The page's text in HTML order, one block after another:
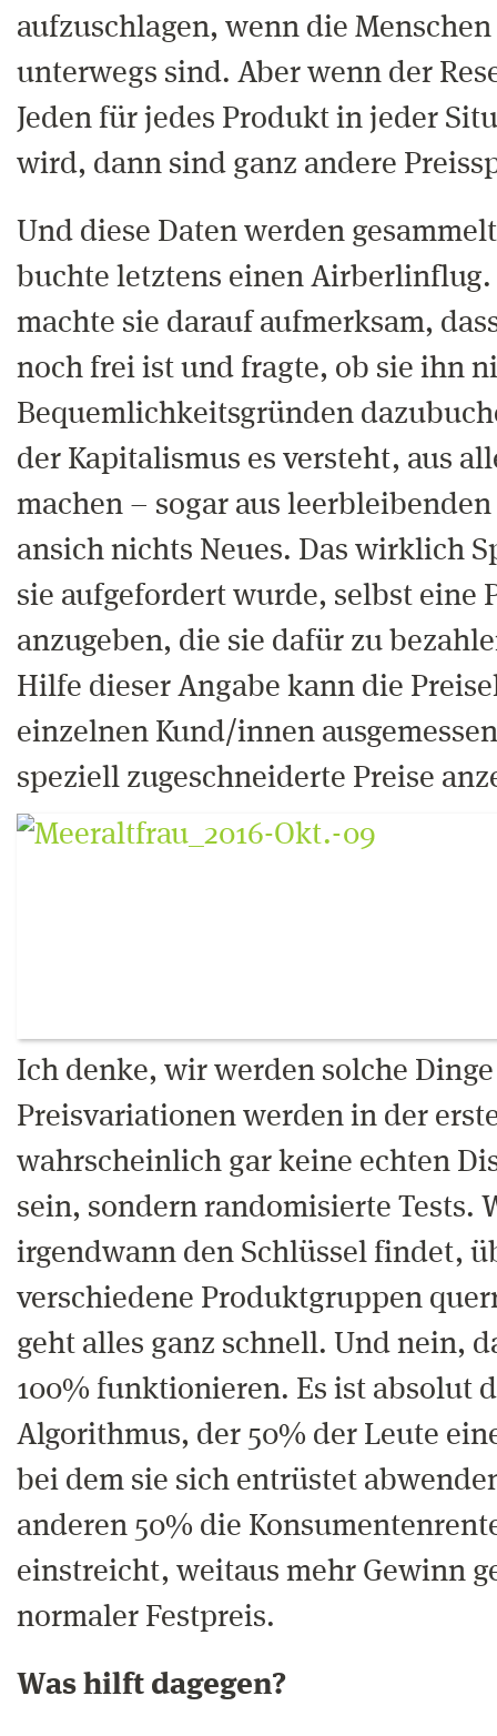
aufzuschlagen, wenn die
unterwegs sind. Aber wenn der
Jeden für jedes Produkt in jeder
wird, dann sind ganz andere
Und diese Daten werden
buchte letztens einen Airberlinflug.
machte sie darauf aufmerksam,
noch frei ist und fragte, ob sie ihn
Bequemlichkeitsgründen
der Kapitalismus es versteht, aus
machen – sogar aus
ansich nichts Neues. Das wirklich
sie aufgefordert wurde, selbst eine
anzugeben, die sie dafür zu
Hilfe dieser Angabe kann die
einzelnen Kund/innen
speziell zugeschneiderte Preise
Ich denke, wir werden solche
Preisvariationen werden in der
wahrscheinlich gar keine echten
sein, sondern randomisierte Tests.
irgendwann den Schlüssel findet,
verschiedene Produktgruppen
geht alles ganz schnell. Und nein,
100% funktionieren. Es ist absolut
Algorithmus, der 50% der Leute
bei dem sie sich entrüstet
anderen 50% die
einstreicht, weitaus mehr Gewinn
normaler Festpreis.
Was hilft dagegen?